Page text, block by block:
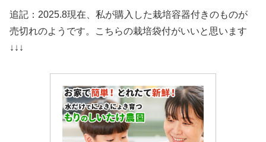
追記：2025.8現在、私が購入した栽培容器付きのものが
売切れのようです。こちらの栽培袋付がいいと思います
↓↓↓